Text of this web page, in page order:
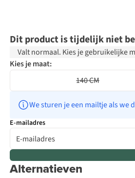
Dit product is tijdelijk niet
Valt normaal. Kies je gebruikelijke
Kies je maat:
140 CM
We sturen je een mailtje als
E-mailadres
Alternatieven